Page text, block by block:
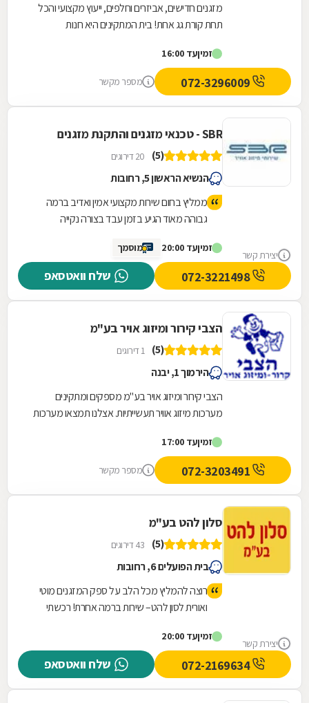
מזגנים חדישים, אביזרים וחלפים, ייעוץ מקצועי והכל
תחת קורת גג אחת! בית המתקינים היא חנות
עצום של...
זמיןעד 16:00
מספר מקשר
יצירת קשר
SBR - טכנאי מזגנים והתקנת מזגנים
(5) 20 דירוגים
הנשיא הראשון 5, רחובות
ממליץ בחום שירות מקצועי אמין ואדיב ברמה
גבוהה מאוד הגיע בזמן עבד בצורה נקייה
הראשון היה אפשר לראות שמדובר בבעל מקצוע
עם ניסיון וידע אמיתי. המזגן עובד מצוין, ההתקנה
נראית אסתטית ומדויקת, והיחס האישי פשוט יוצא
זמיןעד 20:00 מוסמך
שלח וואטסאפ 072-3221498
הצבי קירור ומיזוג אויר בע"מ
(5) 1 דירוגים
הירמוך 1, יבנה
הצבי קירור ומיזוג אויר בע"מ מספקים ומתקינים
מערכות מיזוג אוויר תעשייתיות. אצלנו תמצאו מערכות
זמיןעד 17:00
מספר מקשר
יצירת קשר
סלון להט בע"מ
(5) 43 דירוגים
בית הפועלים 6, רחובות
רוצה להמליץ מכל הלב על ספק המזגנים מוטי
ואורית לסון להט– שירות ברמה אחרת! רכשתי
היה פשוט, מהיר ובעיקר מקצועי מאוד. מהרגע
הראשון קיבלתי יחס אישי, ייעוץ מדויק והתאמה
מושלמת לצרכים שלי! והכי חשוב בלי לנסות
"לדחוף" לי דברים מיותרים . ההתקנה בוצעה ע"י
זמיןעד 20:00
שלח וואטסאפ 072-2169634